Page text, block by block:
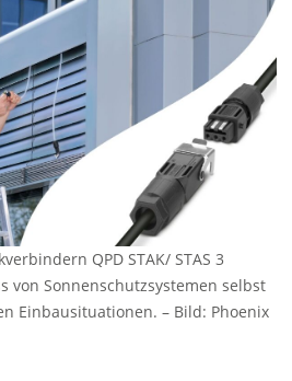
QPD STAK/ STAS 3
von Sonnenschutzsystemen selbst
Einbausituationen. – Bild: Phoenix